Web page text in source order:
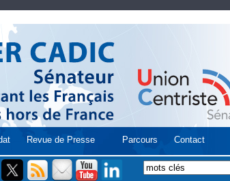
Revue de Presse Parcours Contact